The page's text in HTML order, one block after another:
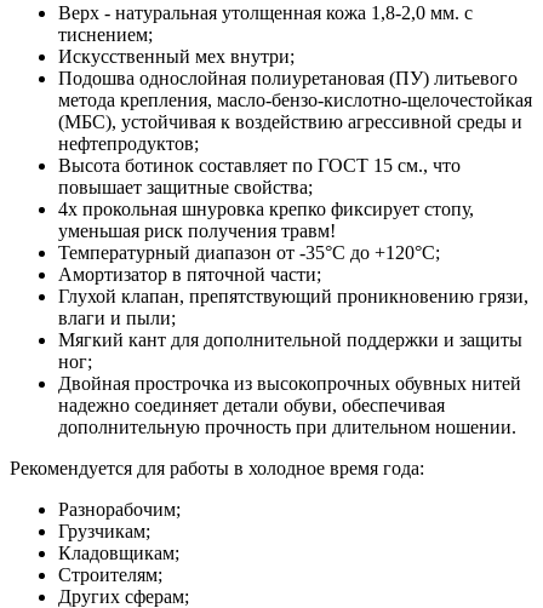
Верх - натуральная утолщенная кожа 1,8-2,0 мм. с
тиснением;
Искусственный мех внутри;
Подошва однослойная полиуретановая (ПУ) литьевого
метода крепления, масло-бензо-кислотно-щелочестойкая
(МБС), устойчивая к воздействию агрессивной среды и
нефтепродуктов;
Высота ботинок составляет по ГОСТ 15 см., что
повышает защитные свойства;
4х прокольная шнуровка крепко фиксирует стопу,
уменьшая риск получения травм!
Температурный диапазон от -35°С до +120°С;
Амортизатор в пяточной части;
Глухой клапан, препятствующий проникновению грязи,
влаги и пыли;
Мягкий кант для дополнительной поддержки и защиты
ног;
Двойная прострочка из высокопрочных обувных нитей
надежно соединяет детали обуви, обеспечивая
дополнительную прочность при длительном ношении.
Рекомендуется для работы в холодное время года:
Разнорабочим;
Грузчикам;
Кладовщикам;
Строителям;
Других сферам;